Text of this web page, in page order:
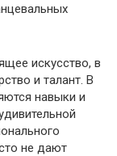
искусство, в
и талант. В
навыки и
не дают